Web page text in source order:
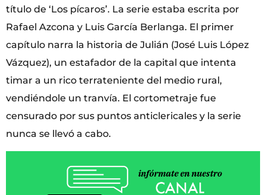
título de ‘Los pícaros’. La serie estaba escrita por
Rafael Azcona y Luis García Berlanga. El primer
capítulo narra la historia de Julián (José Luis López
Vázquez), un estafador de la capital que intenta
timar a un rico terrateniente del medio rural,
vendiéndole un tranvía. El cortometraje fue
censurado por sus puntos anticlericales y la serie
nunca se llevó a cabo.